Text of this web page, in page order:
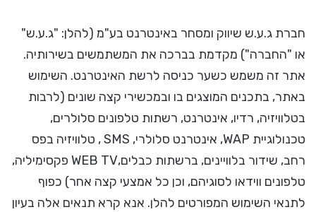
חברת ג.ע.ש שיווק ומסחר באינטרנט בע"מ (להלן: "ג.ע.ש"
או "החברה") מקדמת בברכה את המשתמשים בשירותיה.
אתר זה משמש כשער כניסה לרשת האינטרנט. השימוש
באתר, בתכנים המוצגים בו ובמכשירי קצה שונים (לרבות
בטלוויזיה, רדיו, אינטרנט, רשתות טלפונים סלולרים,
טכנולוגיית WAP, אינטרנט סלולרי, SMS , טלוויזיה בפס
רחב, שידור בלוויינים, ברשתות כבלים,WEB TV פקסימיליה,
טלפונים ווידאו לסוגיהם, וכן כל אמצעי קצה אחר) כפוף
לתנאי השימוש המפורטים להלן. אנא קרא תנאים אלה בעיון